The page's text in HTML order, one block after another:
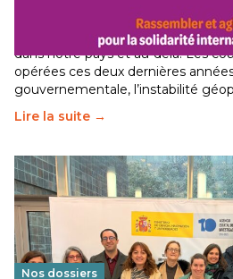
Le secteur humanitaire connaît
dans notre pays et au-delà. Les
opérées ces deux dernières
gouvernementale, l’instabilité
Lire la suite →
Nos dossiers